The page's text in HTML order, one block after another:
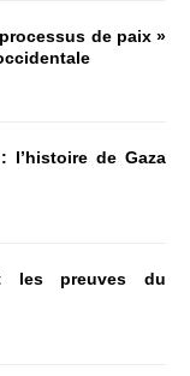
de paix »
l’histoire de Gaza
les preuves du